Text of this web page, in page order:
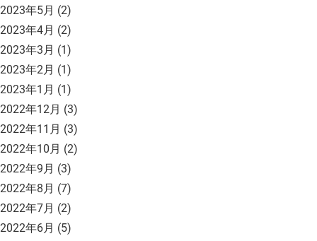
2023年5月 (2)
2023年4月 (2)
2023年3月 (1)
2023年2月 (1)
2023年1月 (1)
2022年12月 (3)
2022年11月 (3)
2022年10月 (2)
2022年9月 (3)
2022年8月 (7)
2022年7月 (2)
2022年6月 (5)